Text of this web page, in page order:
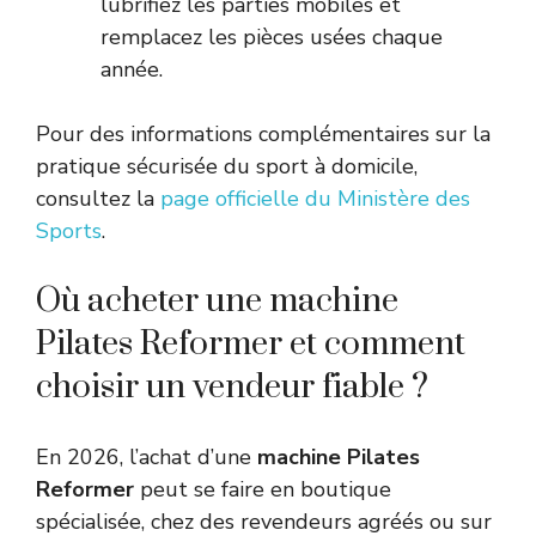
remplacez les pièces usées chaque
année.
Pour des informations complémentaires sur la
pratique sécurisée du sport à domicile,
consultez la page officielle du Ministère des
Sports.
Où acheter une machine
Pilates Reformer et comment
choisir un vendeur fiable ?
En 2026, l’achat d’une machine Pilates
Reformer peut se faire en boutique
spécialisée, chez des revendeurs agréés ou sur